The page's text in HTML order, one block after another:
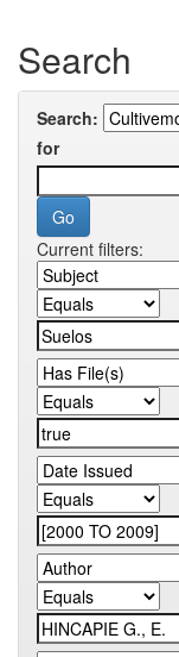
Search
Search:
for
Current filters: